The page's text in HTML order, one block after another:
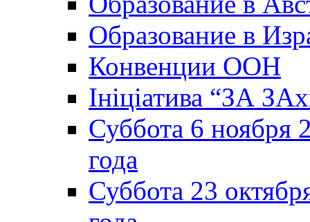
Образование в
Конвенции ООН
Ініціатива “ЗА
Суббота 6 ноября
года
Суббота 23